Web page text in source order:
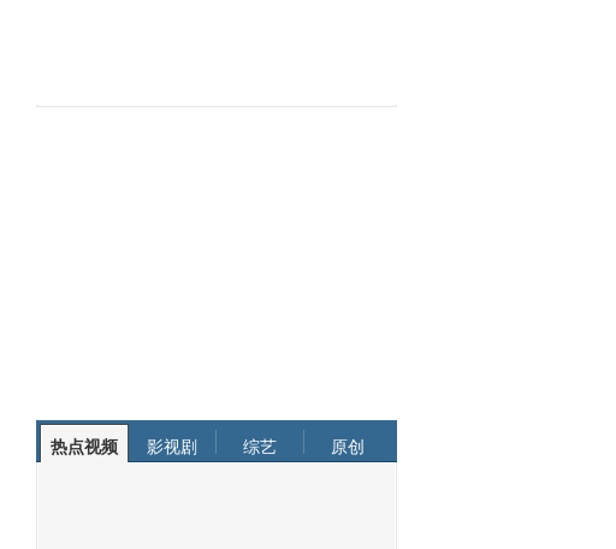
热点视频 影视剧 综艺 原创